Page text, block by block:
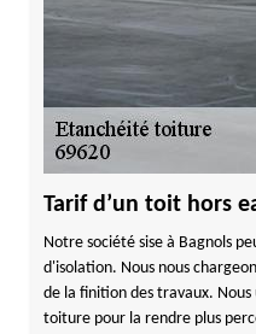
Tarif d’un toit hors
Notre société sise à Bagnols
d'isolation. Nous nous
de la finition des travaux. Nous
toiture pour la rendre plus